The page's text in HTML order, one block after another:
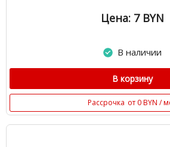
Цена: 7 BYN
В наличии
В корзину
Рассрочка от 0 BYN /